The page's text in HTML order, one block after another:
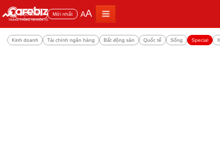
Đọc nhiều Mới nhất AA
Kinh doanh Tài chính ngân hàng Bất động sản Quốc tế Sống Special